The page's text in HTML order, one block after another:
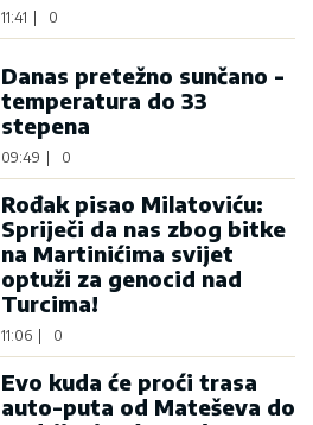
11:41 | 0
Danas pretežno sunčano -
temperatura do 33
stepena
09:49 | 0
Rođak pisao Milatoviću:
Spriječi da nas zbog bitke
na Martinićima svijet
optuži za genocid nad
Turcima!
11:06 | 0
Evo kuda će proći trasa
auto-puta od Mateševa do